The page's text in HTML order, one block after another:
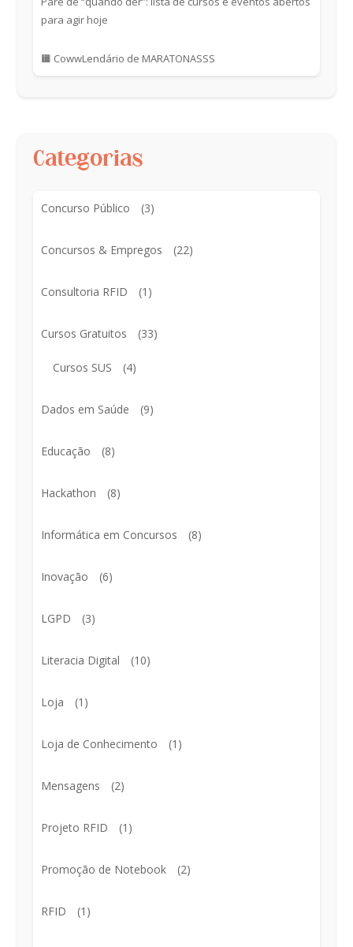
para agir hoje
🟧 CowwLendário de MARATONASSS
Categorias
Concurso Público (3)
Concursos & Empregos (22)
Consultoria RFID (1)
Cursos Gratuitos (33)
Cursos SUS (4)
Dados em Saúde (9)
Educação (8)
Hackathon (8)
Informática em Concursos (8)
Inovação (6)
LGPD (3)
Literacia Digital (10)
Loja (1)
Loja de Conhecimento (1)
Mensagens (2)
Projeto RFID (1)
Promoção de Notebook (2)
RFID (1)